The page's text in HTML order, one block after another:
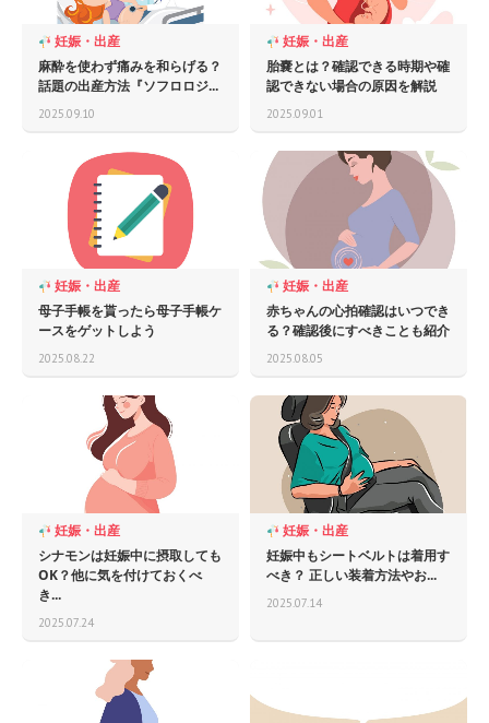
妊娠・出産
麻酔を使わず痛みを和らげる？
話題の出産方法『ソフロロジ...
2025.09.10
妊娠・出産
胎嚢とは？確認できる時期や確
認できない場合の原因を解説
2025.09.01
妊娠・出産
母子手帳を貰ったら母子手帳ケ
ースをゲットしよう
2025.08.22
妊娠・出産
赤ちゃんの心拍確認はいつでき
る？確認後にすべきことも紹介
2025.08.05
妊娠・出産
シナモンは妊娠中に摂取しても
OK？他に気を付けておくべ
き...
2025.07.24
妊娠・出産
妊娠中もシートベルトは着用す
べき？ 正しい装着方法やお...
2025.07.14